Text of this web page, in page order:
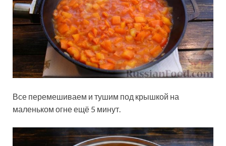
Все перемешиваем и тушим под крышкой на
маленьком огне ещё 5 минут.